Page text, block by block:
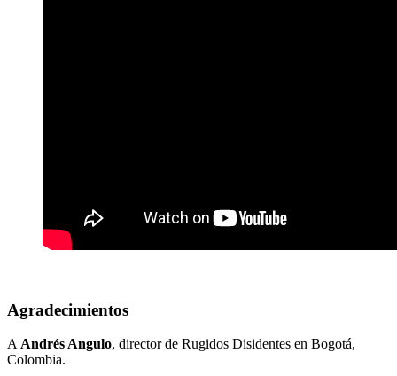
Agradecimientos
AAndrés Angulo, director de Rugidos Disidentes en Bogotá,
Colombia.